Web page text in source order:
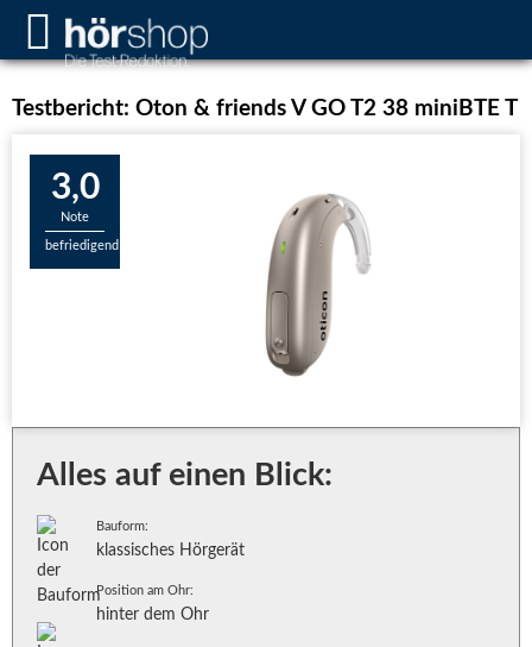
Testbericht: Oton & friends V GO T2 38 miniBTE T
3,0
Note
befriedigend
Alles auf einen Blick:
Bauform:
klassisches Hörgerät
Position am Ohr:
hinter dem Ohr